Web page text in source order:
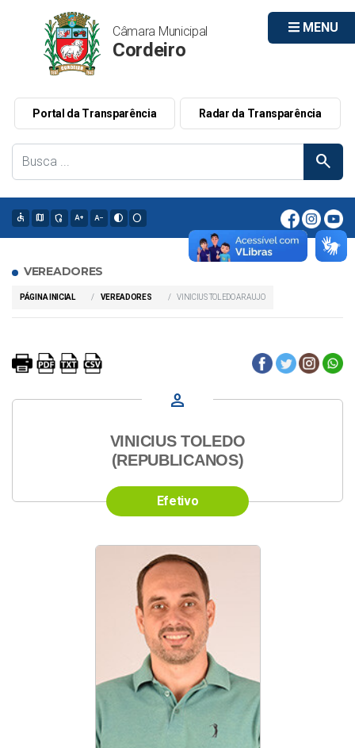
MENU
Câmara Municipal
Cordeiro
Portal da Transparência Radar da Transparência
search
accessible map admin_panel_settings text_increase text_decrease contrast circle
VEREADORES
PÁGINA INICIAL VEREADORES VINICIUS TOLEDO ARAUJO
person
VINICIUS TOLEDO
(REPUBLICANOS)
Efetivo